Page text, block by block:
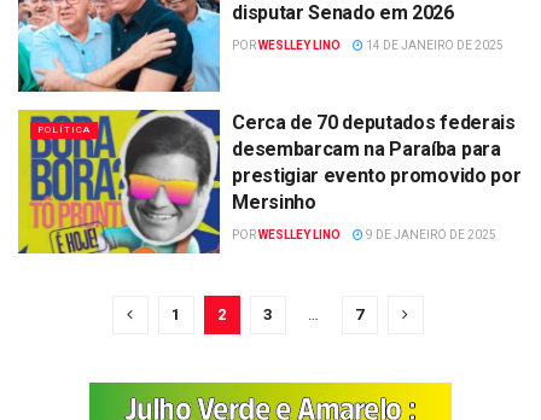
disputar Senado em 2026
PORWESLLEY LINO 14 DE JANEIRO DE 2025
POLÍTICA
Cerca de 70 deputados federais
desembarcam na Paraíba para
prestigiar evento promovido por
Mersinho
PORWESLLEY LINO 9 DE JANEIRO DE 2025
1 2 3 … 7